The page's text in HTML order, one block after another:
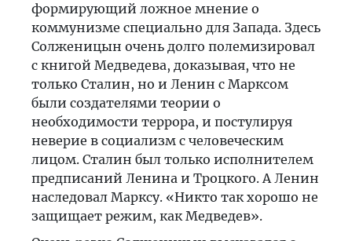
формирующий ложное мнение о
коммунизме специально для Запада. Здесь
Солженицын очень долго полемизировал
с книгой Медведева, доказывая, что не
только Сталин, но и Ленин с Марксом
были создателями теории о
необходимости террора, и постулируя
неверие в социализм с человеческим
лицом. Сталин был только исполнителем
предписаний Ленина и Троцкого. А Ленин
наследовал Марксу. «Никто так хорошо не
защищает режим, как Медведев».